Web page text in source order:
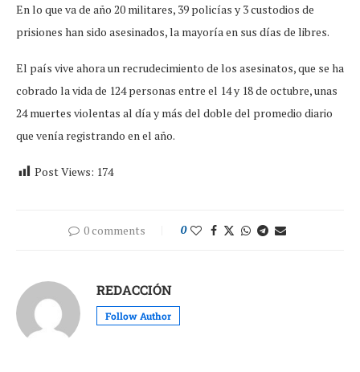
En lo que va de año 20 militares, 39 policías y 3 custodios de
prisiones han sido asesinados, la mayoría en sus días de libres.
El país vive ahora un recrudecimiento de los asesinatos, que se ha
cobrado la vida de 124 personas entre el 14 y 18 de octubre, unas
24 muertes violentas al día y más del doble del promedio diario
que venía registrando en el año.
Post Views: 174
0 comments 0
REDACCIÓN
Follow Author